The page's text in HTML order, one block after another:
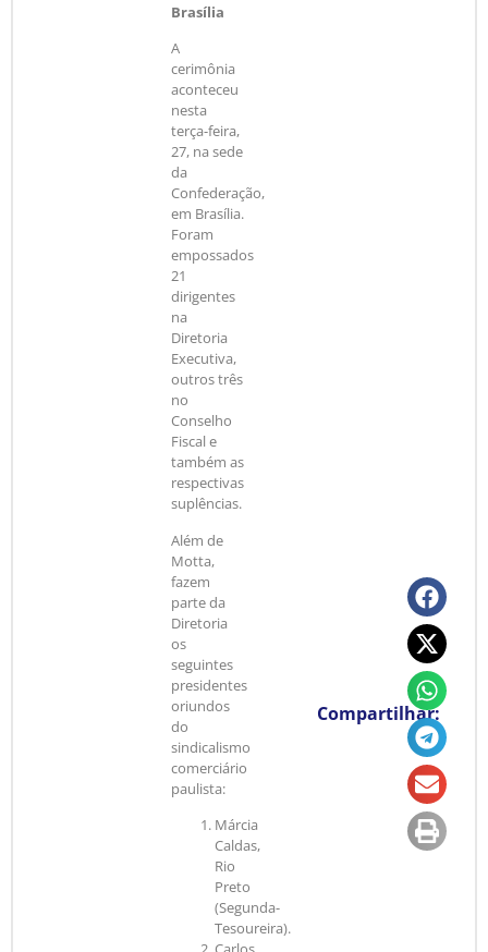
Brasília
A
cerimônia
aconteceu
nesta
terça-feira,
27, na sede
da
Confederação,
em Brasília.
Foram
empossados
21
dirigentes
na
Diretoria
Executiva,
outros três
no
Conselho
Fiscal e
também as
respectivas
suplências.
Além de
Motta,
fazem
parte da
Diretoria
os
seguintes
presidentes
oriundos
do
sindicalismo
comerciário
paulista:
Márcia
Caldas,
Rio
Preto
(Segunda-
Tesoureira).
Compartilhar: